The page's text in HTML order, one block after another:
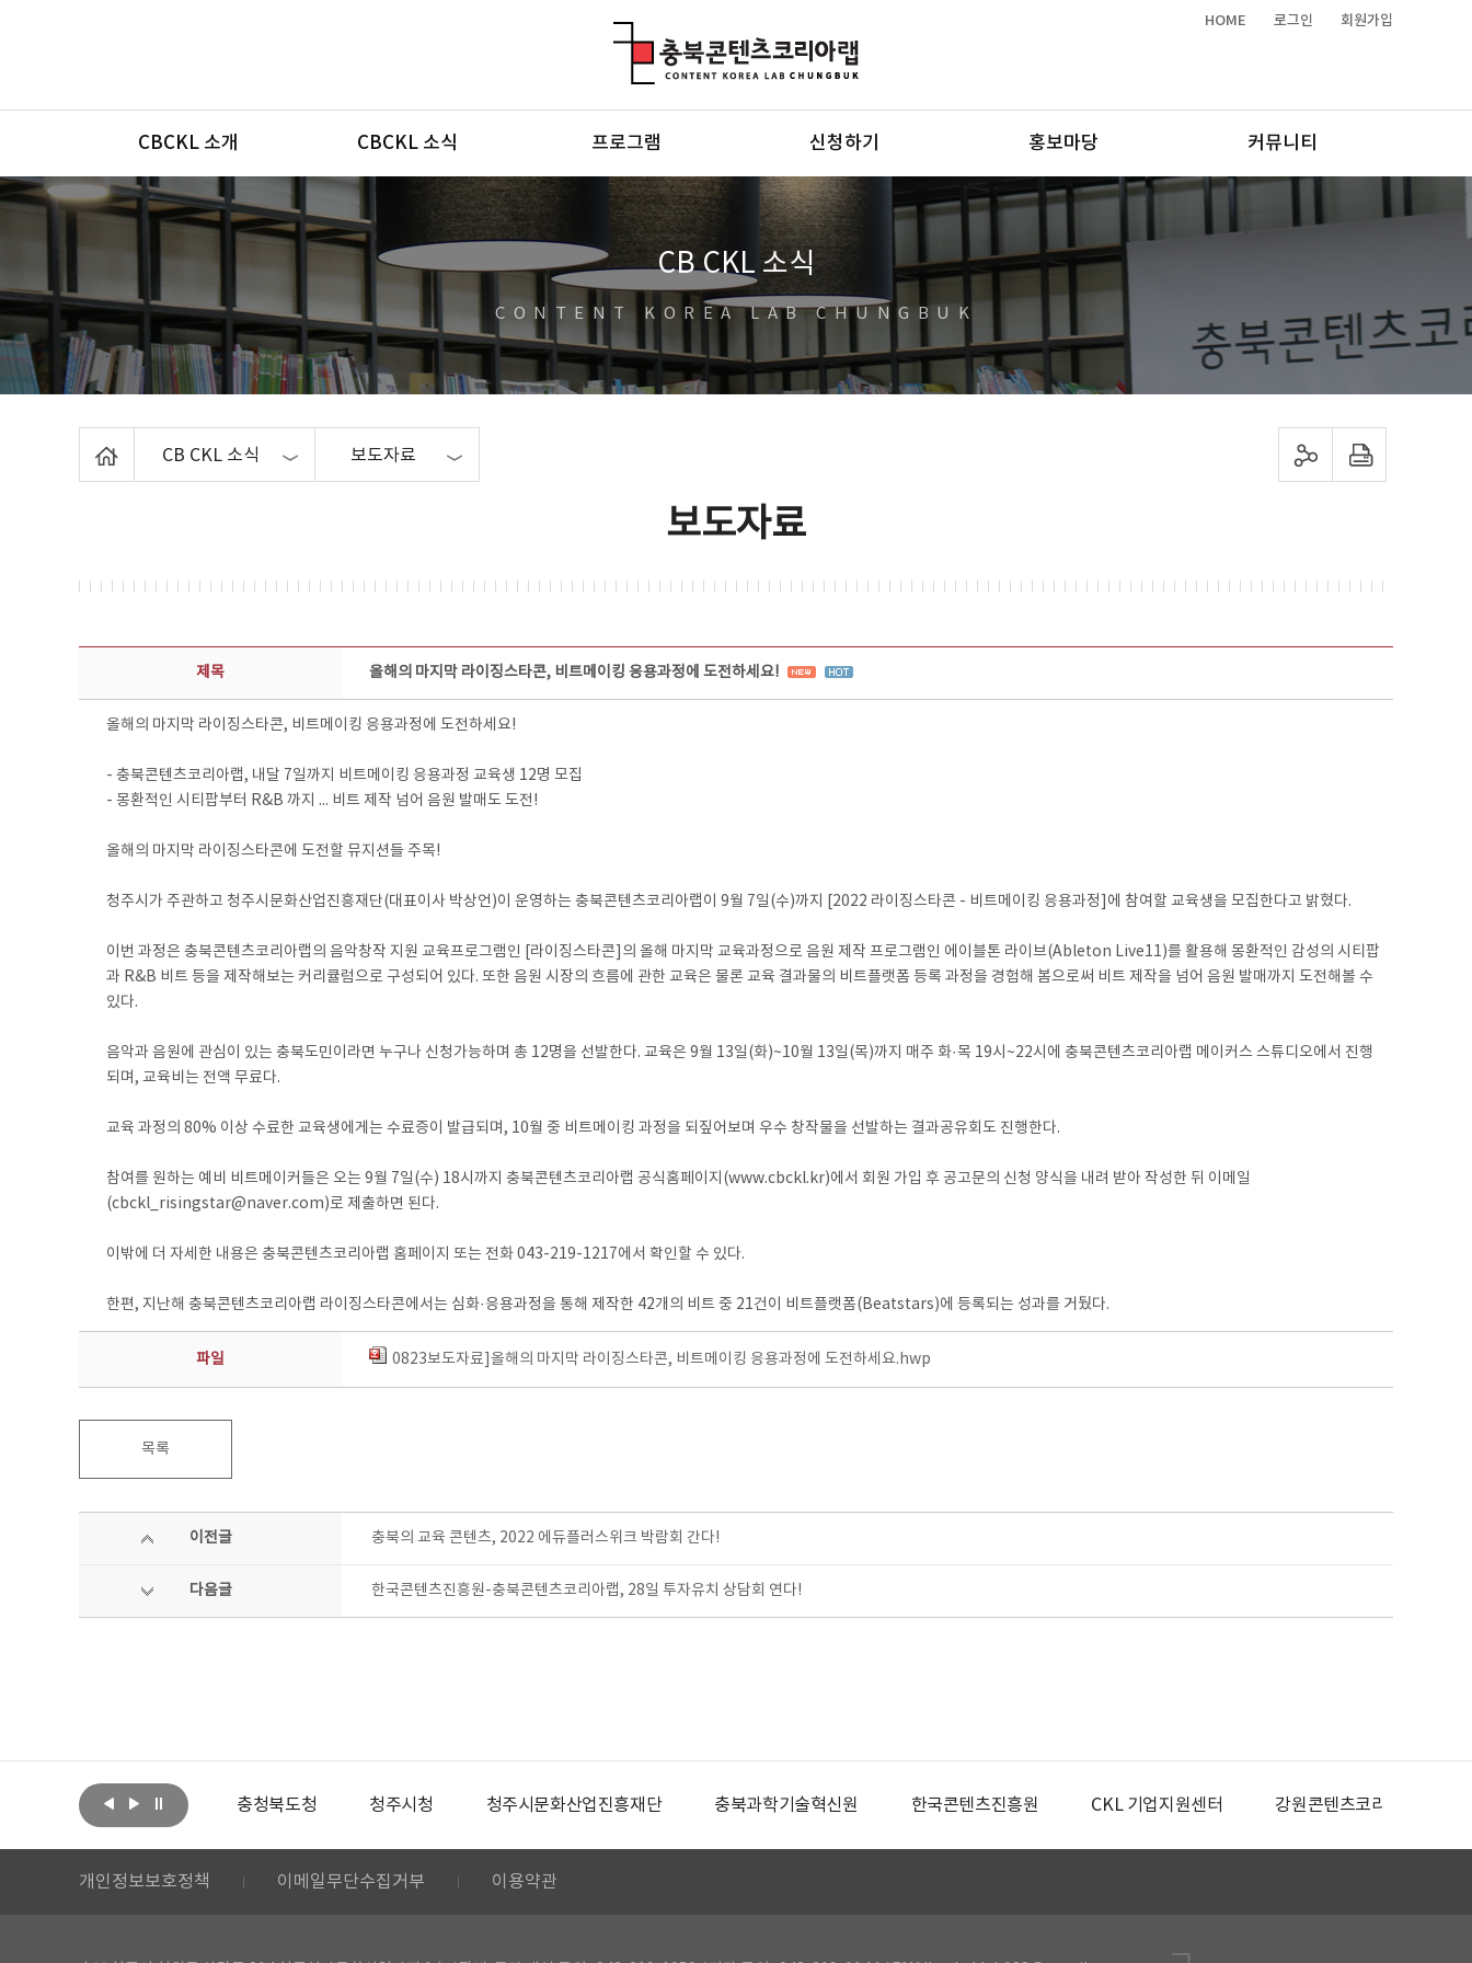
HOME 로그인 회원가입
메뉴
CBCKL 소개 CBCKL 소식 프로그램 신청하기 홍보마당 커뮤니티
CB CKL 소식
CONTENT KOREA LAB CHUNGBUK
CB CKL 소식 보도자료 sns 공유하기 프린트하기
보도자료
보도자료 상세보기 - 제목, 담당부서, 담당자, 담당연락처, 내용, 첨부파일 정보 제공
제목 올해의 마지막 라이징스타콘, 비트메이킹 응용과정에 도전하세요!
올해의 마지막 라이징스타콘, 비트메이킹 응용과정에 도전하세요!
- 충북콘텐츠코리아랩, 내달 7일까지 비트메이킹 응용과정 교육생 12명 모집
- 몽환적인 시티팝부터 R&B 까지 ... 비트 제작 넘어 음원 발매도 도전!
올해의 마지막 라이징스타콘에 도전할 뮤지션들 주목!
청주시가 주관하고 청주시문화산업진흥재단(대표이사 박상언)이 운영하는 충북콘텐츠코리아랩이 9월 7일(수)까지 [2022 라이징스타콘 - 비트메이킹 응용과정]에 참여할 교육생을 모집한다고 밝혔다.
이번 과정은 충북콘텐츠코리아랩의 음악창작 지원 교육프로그램인 [라이징스타콘]의 올해 마지막 교육과정으로 음원 제작 프로그램인 에이블톤 라이브(Ableton Live11)를 활용해 몽환적인 감성의 시티팝
과 R&B 비트 등을 제작해보는 커리큘럼으로 구성되어 있다. 또한 음원 시장의 흐름에 관한 교육은 물론 교육 결과물의 비트플랫폼 등록 과정을 경험해 봄으로써 비트 제작을 넘어 음원 발매까지 도전해볼 수
있다.
음악과 음원에 관심이 있는 충북도민이라면 누구나 신청가능하며 총 12명을 선발한다. 교육은 9월 13일(화)~10월 13일(목)까지 매주 화·목 19시~22시에 충북콘텐츠코리아랩 메이커스 스튜디오에서 진행
되며, 교육비는 전액 무료다.
교육 과정의 80% 이상 수료한 교육생에게는 수료증이 발급되며, 10월 중 비트메이킹 과정을 되짚어보며 우수 창작물을 선발하는 결과공유회도 진행한다.
참여를 원하는 예비 비트메이커들은 오는 9월 7일(수) 18시까지 충북콘텐츠코리아랩 공식홈페이지(www.cbckl.kr)에서 회원 가입 후 공고문의 신청 양식을 내려 받아 작성한 뒤 이메일
(cbckl_risingstar@naver.com)로 제출하면 된다.
이밖에 더 자세한 내용은 충북콘텐츠코리아랩 홈페이지 또는 전화 043-219-1217에서 확인할 수 있다.
한편, 지난해 충북콘텐츠코리아랩 라이징스타콘에서는 심화·응용과정을 통해 제작한 42개의 비트 중 21건이 비트플랫폼(Beatstars)에 등록되는 성과를 거뒀다.
파일 0823보도자료]올해의 마지막 라이징스타콘, 비트메이킹 응용과정에 도전하세요.hwp
목록
이전글 충북의 교육 콘텐츠, 2022 에듀플러스위크 박람회 간다!
다음글 한국콘텐츠진흥원-충북콘텐츠코리아랩, 28일 투자유치 상담회 연다!
문화체육관광부 충청북도청 청주시청 청주시문화산업진흥재단 충북과학기술혁신원 한국콘텐츠진흥원 CKL 기업지원센터 강원콘텐츠코리아랩
개인정보보호정책 이메일무단수집거부 이용약관